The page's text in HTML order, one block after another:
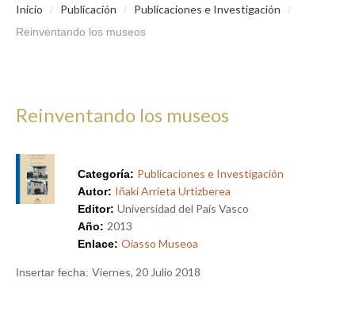
Inicio / Publicación / Publicaciones e Investigación
/
Reinventando los museos
Reinventando los museos
Categoría: Publicaciones e Investigación
Autor: Iñaki Arrieta Urtizberea
Editor: Universidad del País Vasco
Año: 2013
Enlace: Oiasso Museoa
Insertar fecha: Viernes, 20 Julio 2018